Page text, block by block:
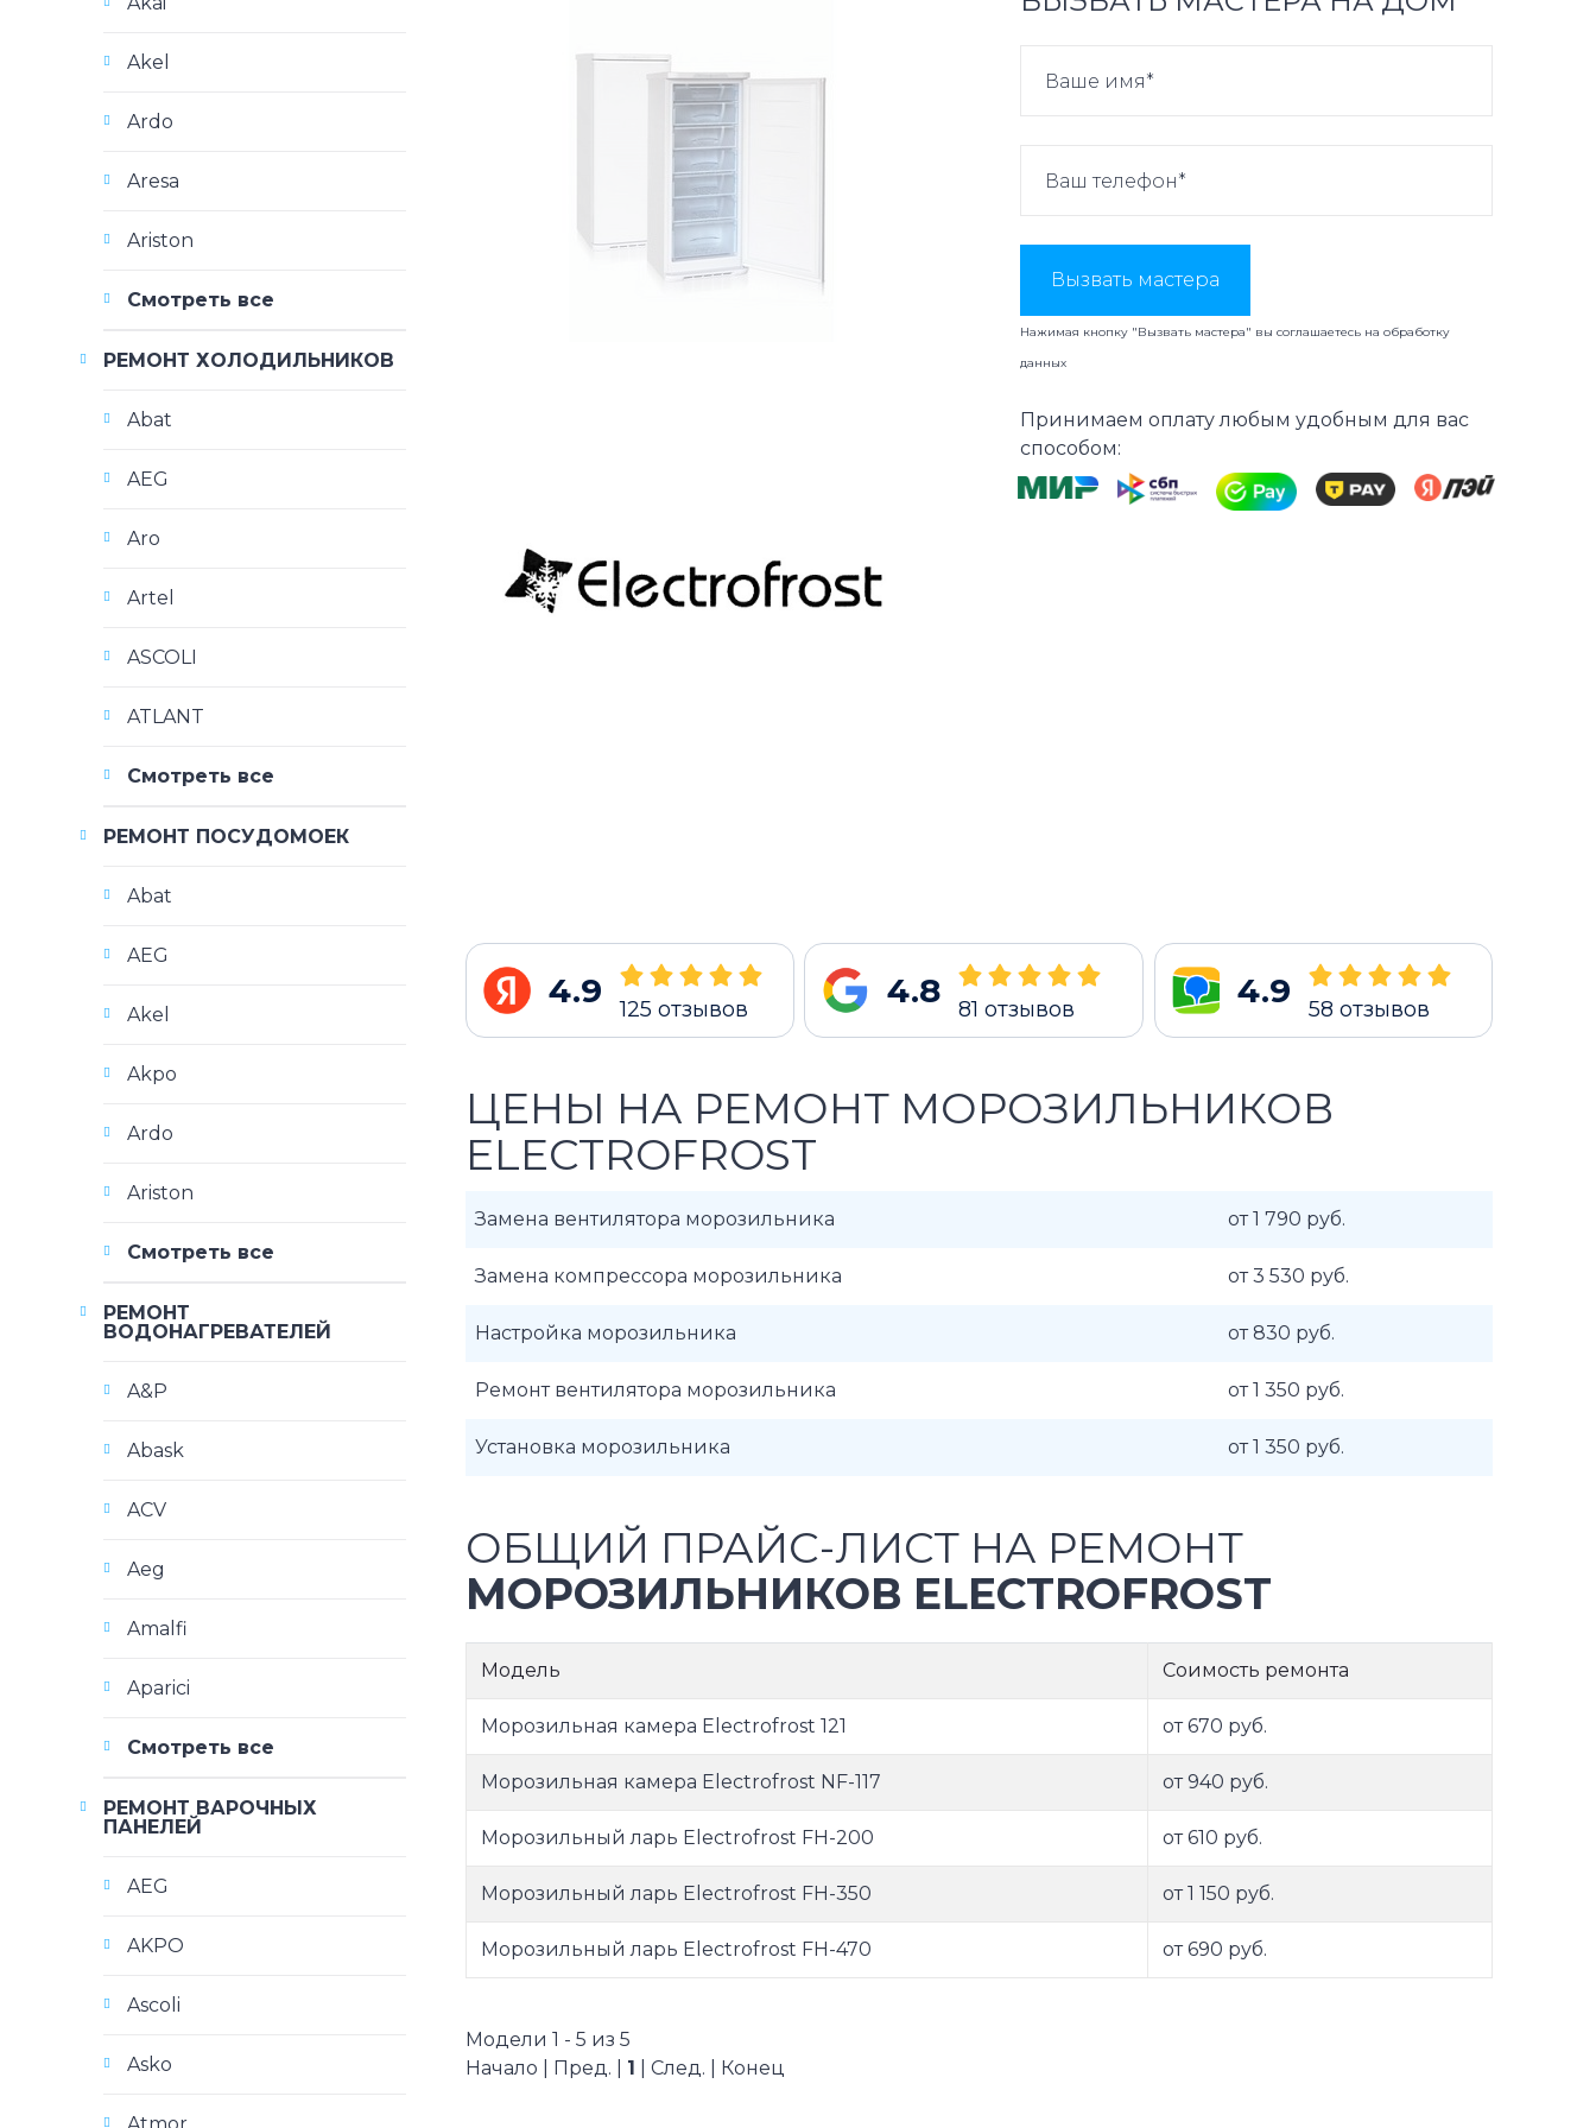
Вызвать мастера
Нажимая кнопку "Вызвать мастера" вы соглашаетесь наобработку
данных
Принимаем оплату любым удобным для вас
способом:
4.9 125 отзывов 4.8 81 отзывов 4.9 58 отзывов
ЦЕНЫ НА РЕМОНТ МОРОЗИЛЬНИКОВ
ELECTROFROST
Замена вентилятора морозильника от 1 790 руб.
Замена компрессора морозильника от 3 530 руб.
Настройка морозильника от 830 руб.
Ремонт вентилятора морозильника от 1 350 руб.
Установка морозильника от 1 350 руб.
ОБЩИЙ ПРАЙС-ЛИСТ НА РЕМОНТ
МОРОЗИЛЬНИКОВ ELECTROFROST
Модель Соимость ремонта
Морозильная камера Electrofrost 121 от 670 руб.
Морозильная камера Electrofrost NF-117 от 940 руб.
Морозильный ларь Electrofrost FH-200 от 610 руб.
Морозильный ларь Electrofrost FH-350 от 1 150 руб.
Морозильный ларь Electrofrost FH-470 от 690 руб.
Модели 1 - 5 из 5
Начало | Пред. | 1 | След. | Конец
Akel
Ardo
Aresa
Ariston
Смотреть все
РЕМОНТ ХОЛОДИЛЬНИКОВ
Abat
AEG
Aro
Artel
ASCOLI
ATLANT
Смотреть все
РЕМОНТ ПОСУДОМОЕК
Abat
AEG
Akel
Akpo
Ardo
Ariston
Смотреть все
РЕМОНТ
ВОДОНАГРЕВАТЕЛЕЙ
A&P
Abask
ACV
Aeg
Amalfi
Aparici
Смотреть все
РЕМОНТ ВАРОЧНЫХ
ПАНЕЛЕЙ
AEG
AKPO
Ascoli
Asko